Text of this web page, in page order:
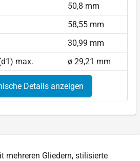
50,8 mm
58,55 mm
30,99 mm
max.
ø 29,21 mm
Details anzeigen